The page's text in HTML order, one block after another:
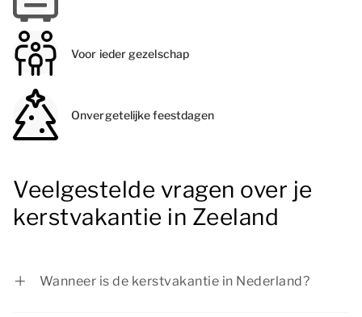
Voor ieder gezelschap
Onvergetelijke feestdagen
Veelgestelde vragen over je
kerstvakantie in Zeeland
Wanneer is de kerstvakantie in Nederland?